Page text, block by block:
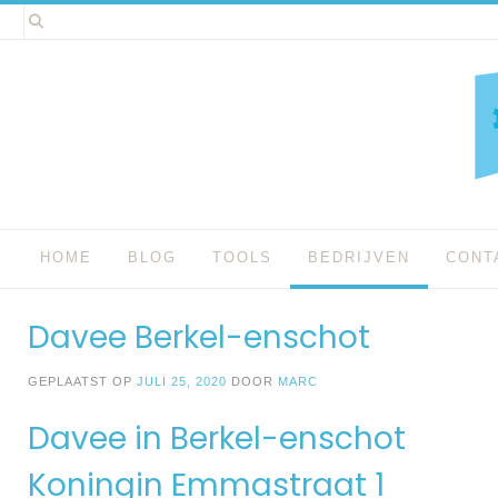
Spring
naar
HOME BLOG TOOLS BEDRIJVEN
Davee Berkel-enschot
GEPLAATST OP JULI 25, 2020 DOOR MARC
Davee in Berkel-enschot
Koningin Emmastraat 1